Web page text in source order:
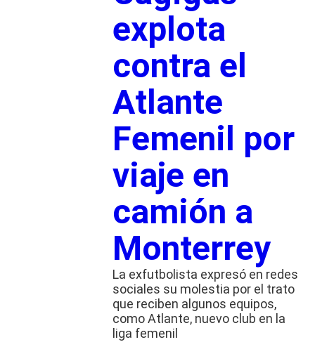
explota
contra el
Atlante
Femenil por
viaje en
camión a
Monterrey
La exfutbolista expresó en redes
sociales su molestia por el trato
que reciben algunos equipos,
como Atlante, nuevo club en la
liga femenil